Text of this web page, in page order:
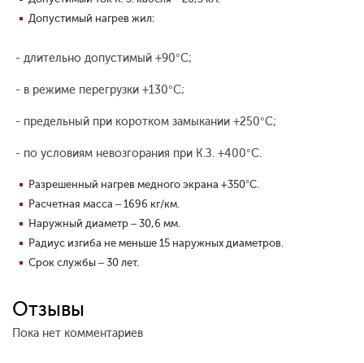
Допустимый нагрев жил:
- длительно допустимый +90°С;
- в режиме перегрузки +130°С;
- предельный при коротком замыкании +250°С;
- по условиям невозгорания при К.З. +400°С.
Разрешенный нагрев медного экрана +350°С.
Расчетная масса – 1696 кг/км.
Наружный диаметр – 30,6 мм.
Радиус изгиба не меньше 15 наружных диаметров.
Срок службы – 30 лет.
Отзывы
Пока нет комментариев